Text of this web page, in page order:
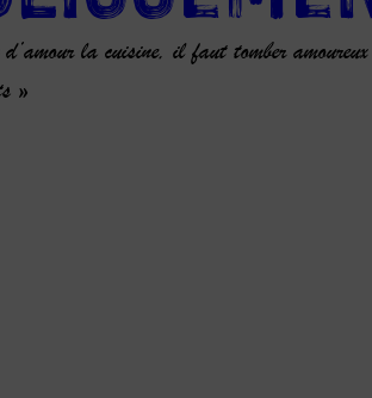
la cuisine, il faut tomber
»